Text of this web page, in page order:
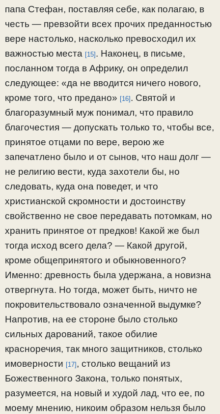
папа Стефан, поставляя себе, как полагаю, в
честь — превзойти всех прочих преданностью
вере настолько, насколько превосходил их
важностью места [15]. Наконец, в письме,
посланном тогда в Африку, он определил
следующее: «да не вводится ничего нового,
кроме того, что предано» [16]. Святой и
благоразумный муж понимал, что правило
благочестия — допускать только то, чтобы все,
принятое отцами по вере, верою же
запечатлено было и от сынов, что наш долг —
не религию вести, куда захотели бы, но
следовать, куда она поведет, и что
христианской скромности и достоинству
свойственно не свое передавать потомкам, но
хранить принятое от предков! Какой же был
тогда исход всего дела? — Какой другой,
кроме общепринятого и обыкновенного?
Именно: древность была удержана, а новизна
отвергнута. Но тогда, может быть, ничто не
покровительствовало означенной выдумке?
Напротив, на ее стороне было столько
сильных дарований, такое обилие
красноречия, так много защитников, столько
имоверности [17], столько вещаний из
Божественного Закона, только понятых,
разумеется, на новый и худой лад, что ее, по
моему мнению, никоим образом нельзя было